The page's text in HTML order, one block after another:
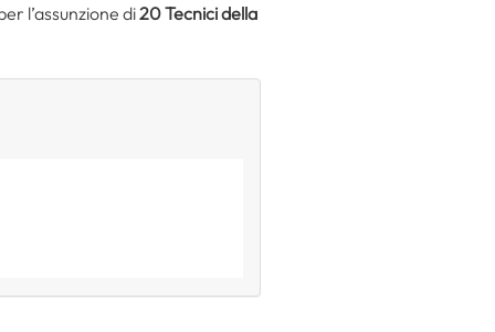
l’assunzione di20 Tecnici della